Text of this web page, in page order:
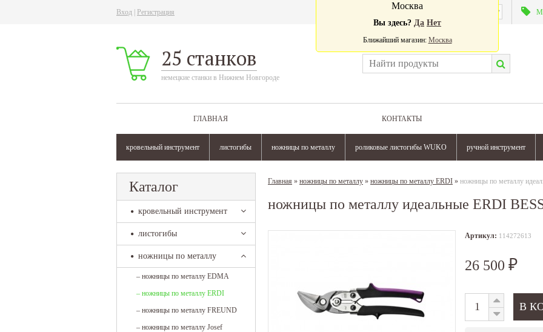
Вход Регистрация
25 станков
немецкие станки в Нижнем Новгороде
ГЛАВНАЯ КОНТАКТЫ
кровельный инструмент листогибы ножницы по металлу роликовые листогибы WUKO ручной инструмент
Москва
Вы здесь? Да Нет
Ближайший магазин: Москва
Каталог
кровельный инструмент
листогибы
ножницы по металлу
– ножницы по металлу EDMA
– ножницы по металлу ERDI
– ножницы по металлу FREUND
– ножницы по металлу Josef
Главная » ножницы по металлу » ножницы по металлу ERDI » ножницы по металлу
ножницы по металлу идеальные ERDI
Артикул: 114272613
26 500 ₽